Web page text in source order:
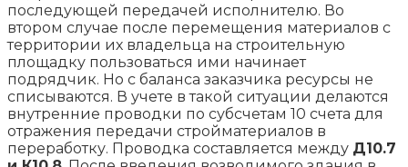
последующей передачей исполнителю. Во
втором случае после перемещения материалов с
территории их владельца на строительную
площадку пользоваться ими начинает
подрядчик. Но с баланса заказчика ресурсы не
списываются. В учете в такой ситуации делаются
внутренние проводки по субсчетам 10 счета для
отражения передачи стройматериалов в
переработку. Проводка составляется между Д10.7